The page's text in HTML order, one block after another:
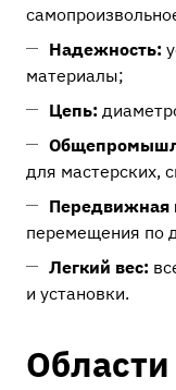
Надежность:
материалы;
Цепь:
для мастерских,
Передвижная
перемещения по
Легкий вес:
и установки.